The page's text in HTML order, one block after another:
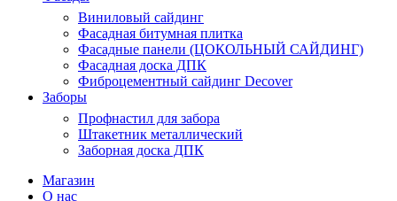
Виниловый сайдинг
Фасадная битумная плитка
Фасадные панели (ЦОКОЛЬНЫЙ САЙДИНГ)
Фасадная доска ДПК
Фиброцементный сайдинг Decover
Заборы
Профнастил для забора
Штакетник металлический
Заборная доска ДПК
Магазин
О нас